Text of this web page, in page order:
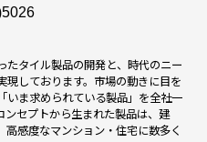
たタイル製品の開発と、時代のニー
現しております。市場の動きに目を
いま求められている製品」を全社一
ンセプトから生まれた製品は、建
感度なマンション・住宅に数多く